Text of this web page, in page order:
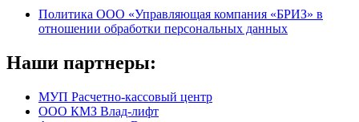
Политика ООО «Управляющая компания «БРИЗ» в
отношении обработки персональных данных
Наши партнеры:
МУП Расчетно-кассовый центр
ООО КМЗ Влад-лифт